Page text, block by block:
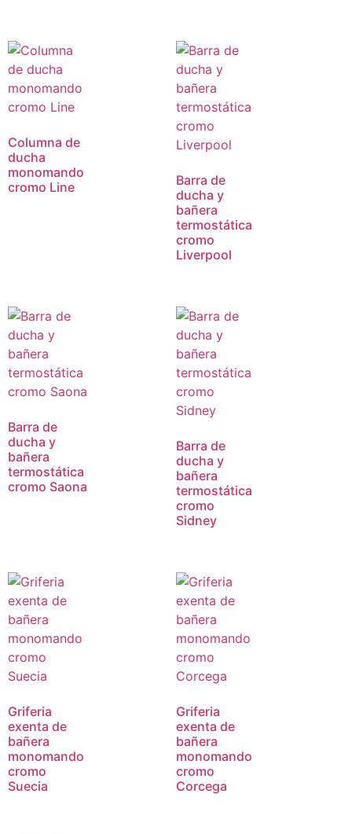
Columna de
ducha
monomando
cromo Line
Barra de
ducha y
bañera
termostática
cromo
Liverpool
Barra de
ducha y
bañera
termostática
cromo Saona
Barra de
ducha y
bañera
termostática
cromo
Sidney
Griferia
exenta de
bañera
monomando
cromo
Suecia
Griferia
exenta de
bañera
monomando
cromo
Corcega